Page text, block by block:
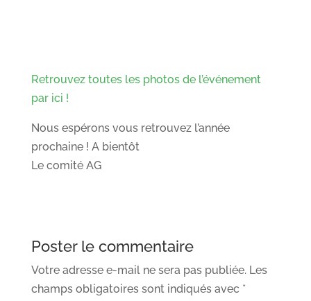
Retrouvez toutes les photos de l’événement
par ici !
Nous espérons vous retrouvez l’année
prochaine ! A bientôt
Le comité AG
Poster le commentaire
Votre adresse e-mail ne sera pas publiée. Les
champs obligatoires sont indiqués avec *